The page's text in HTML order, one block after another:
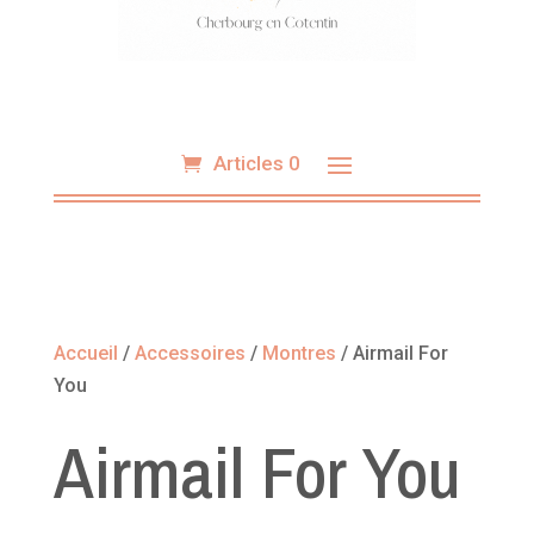
Articles 0
Accueil / Accessoires / Montres / Airmail For
You
Airmail For You